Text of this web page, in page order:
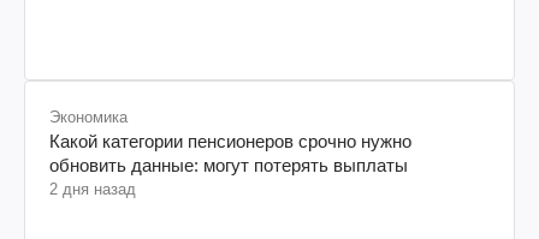
Экономика
Какой категории пенсионеров срочно нужно
обновить данные: могут потерять выплаты